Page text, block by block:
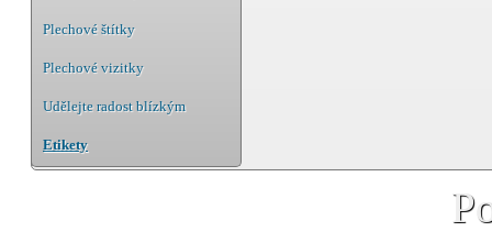
Plechové štítky
Plechové vizitky
Udělejte radost blízkým
Etikety